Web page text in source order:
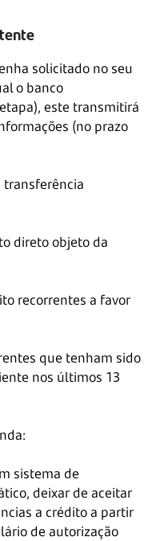
solicitado no seu
o banco
este transmitirá
(no prazo
transferência
direto objeto da
recorrentes a favor
que tenham sido
nos últimos 13
sistema de
deixar de aceitar
a crédito a partir
de autorização